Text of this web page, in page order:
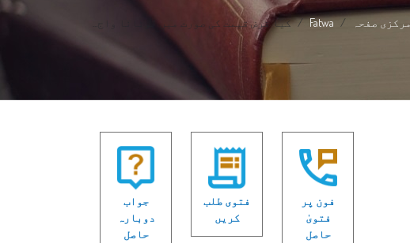
مرکزی صفحہ Fatwa کیا قرض قیمت کی صورت میں لوٹانا واج...
فون پر
فتویٰ
حاصل
فتوی طلب
کریں
جواب
دوبارہ
حاصل